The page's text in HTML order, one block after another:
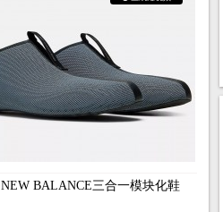
NEW BALANCE三合一模块化鞋